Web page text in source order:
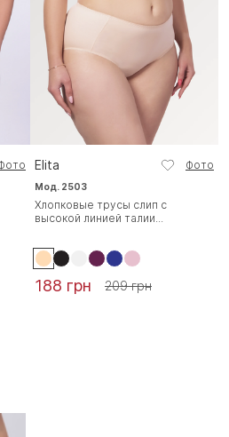
Elita Фото
Мод. 2503
Хлопковые трусы слип с
высокой линией талии...
188 грн 209 грн